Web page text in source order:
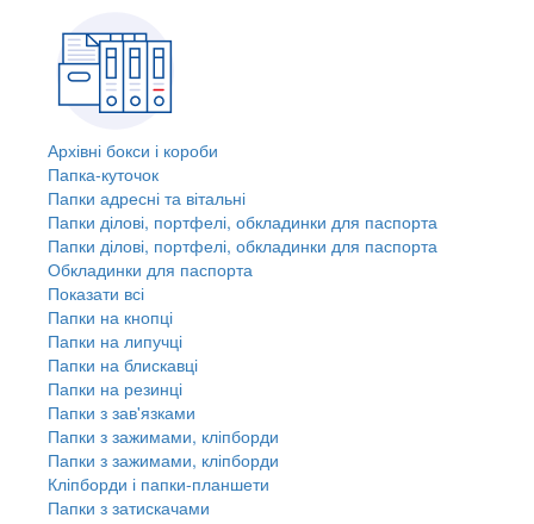
Архівні бокси і короби
Папка-куточок
Папки адресні та вітальні
Папки ділові, портфелі, обкладинки для паспорта
Папки ділові, портфелі, обкладинки для паспорта
Обкладинки для паспорта
Показати всі
Папки на кнопці
Папки на липучці
Папки на блискавці
Папки на резинці
Папки з зав'язками
Папки з зажимами, кліпборди
Папки з зажимами, кліпборди
Кліпборди і папки-планшети
Папки з затискачами